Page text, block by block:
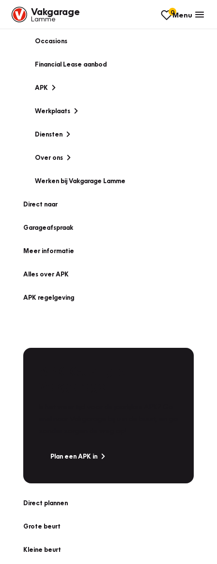
Vakgarage
Lamme
0Menu
Occasions
Financial Lease aanbod
APK
Werkplaats
Diensten
Over ons
Werken bij Vakgarage Lamme
Direct naar
Garageafspraak
Meer informatie
Alles over APK
APK regelgeving
Plan een APK in
Direct plannen
Grote beurt
Kleine beurt